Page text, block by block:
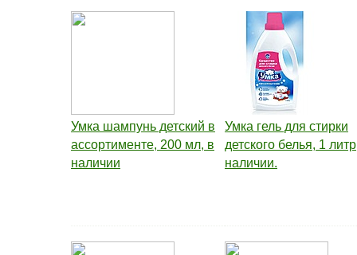
Умка шампунь детский в
ассортименте, 200 мл, в
наличии
Умка гель для стирки
детского белья, 1
наличии.